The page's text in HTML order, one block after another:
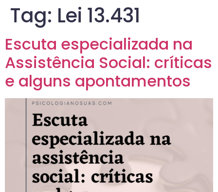
Tag: Lei 13.431
Escuta especializada na
Assistência Social: críticas
e alguns apontamentos